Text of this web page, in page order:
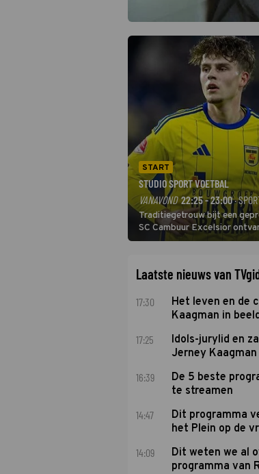
START
STUDIO SPORT VOETBAL
VANAVOND 22:25 - 23:00·
Traditiegetrouw bijt een
SC Cambuur Excelsior
De nieuwe oefenmeester is
Laatste nieuws van
17:30
Het leven en de
Kaagman in
17:25
Idols-jurylid en
Jerney
16:39
De 5 beste
te streamen
14:47
Dit programma
het Plein op de
14:09
Dit weten we al
programma van